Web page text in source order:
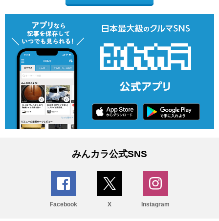
みんカラ公式SNS
Facebook X Instagram